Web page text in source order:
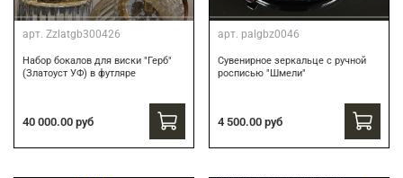
арт. Zzlatgb300426
Набор бокалов для виски "Герб"
(Златоуст УФ) в футляре
40 000.00 руб
арт. palgbz0046
Сувенирное зеркальце с ручной
росписью "Шмели"
4 500.00 руб